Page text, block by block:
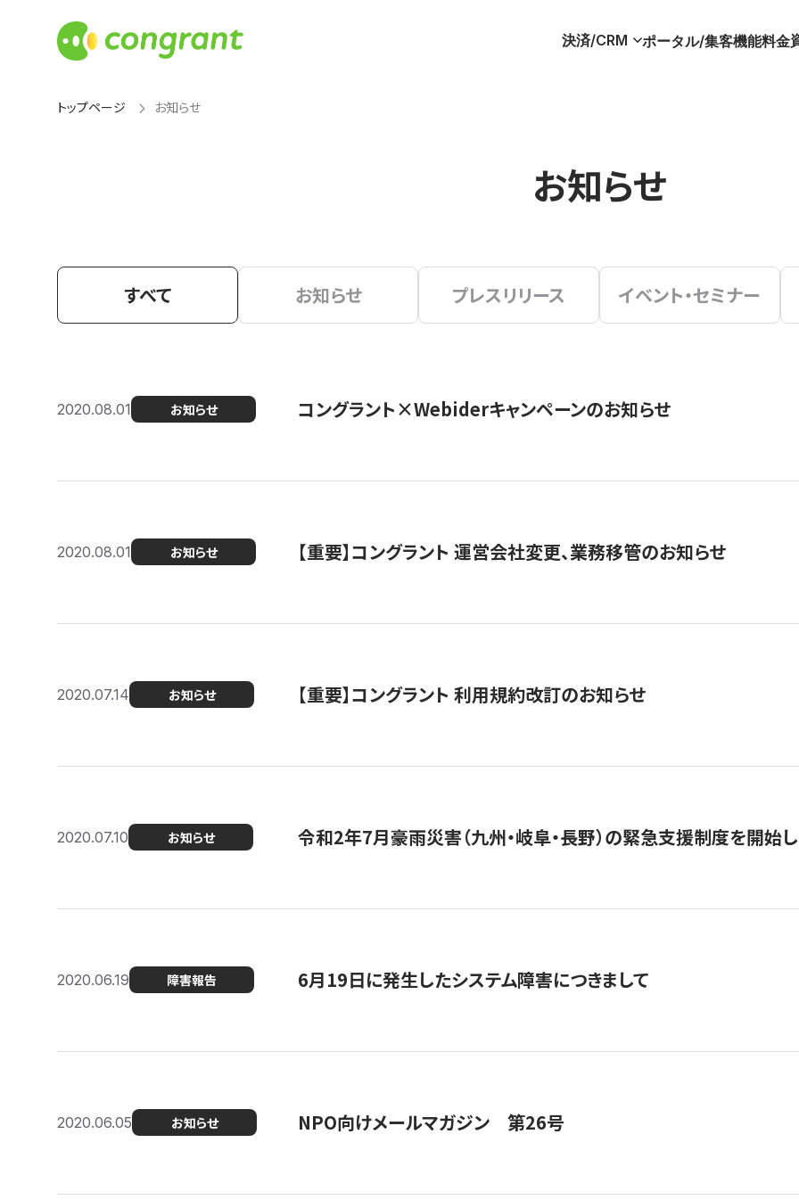
決済/CRM ポータル/集客機能料金
トップページ お知らせ
お知らせ
すべて お知らせ プレスリリース イベント・セミナー
2020.08.01 お知らせ コングラント×Webiderキャンペーンのお知らせ
2020.08.01 お知らせ 【重要】コングラント 運営会社変更、業務移管のお知らせ
2020.07.14 お知らせ 【重要】コングラント 利用規約改訂のお知らせ
2020.07.10 お知らせ 令和2年7月豪雨災害（九州・岐阜・長野）の緊急支援制度を開始
2020.06.19 障害報告 6月19日に発生したシステム障害につきまして
2020.06.05 お知らせ NPO向けメールマガジン 第26号